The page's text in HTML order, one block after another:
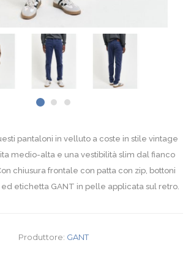
pantaloni in velluto a coste in stile vintage
medio-alta e una vestibilità slim dal fianco
chiusura frontale con patta con zip, bottoni
etichetta GANT in pelle applicata sul retro.
Produttore: GANT